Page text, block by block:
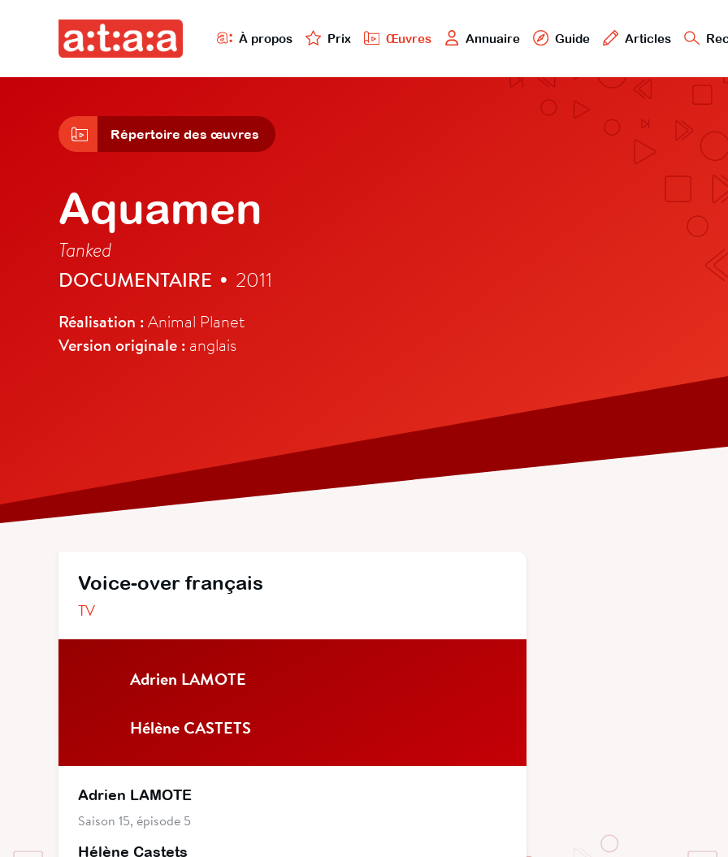
À propos Prix Œuvres Annuaire Guide Articles
Répertoire des œuvres
Aquamen
Tanked
DOCUMENTAIRE • 2011
Réalisation :Animal Planet
Version originale : anglais
Voice-over français
TV
Adrien LAMOTE
Hélène CASTETS
Adrien LAMOTE
Saison 15, épisode 5
Hélène Castets